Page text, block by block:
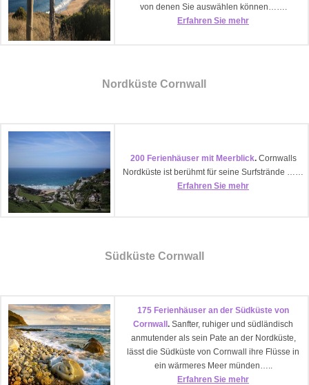
von denen Sie auswählen können…….
Erfahren Sie mehr
Nordküste Cornwall
200 Ferienhäuser mit Meerblick.Cornwalls
Nordküste ist berühmt für seine Surfstrände ……
Erfahren Sie mehr
Südküste Cornwall
175 Ferienhäuser an der Südküste von
Cornwall. Sanfter, ruhiger und südländisch
anmutender als sein Pate an der Nordküste,
lässt die Südküste von Cornwall ihre Flüsse in
ein wärmeres Meer münden…..
Erfahren Sie mehr